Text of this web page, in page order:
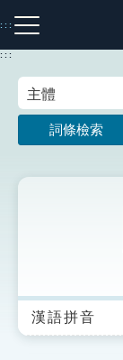
到
主
:::
注音索引圖示
生字詞彙表
:::
詞條檢索
漢語拼音